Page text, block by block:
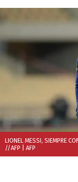
LIONEL MESSI, SIEMPRE
//AFP | AFP